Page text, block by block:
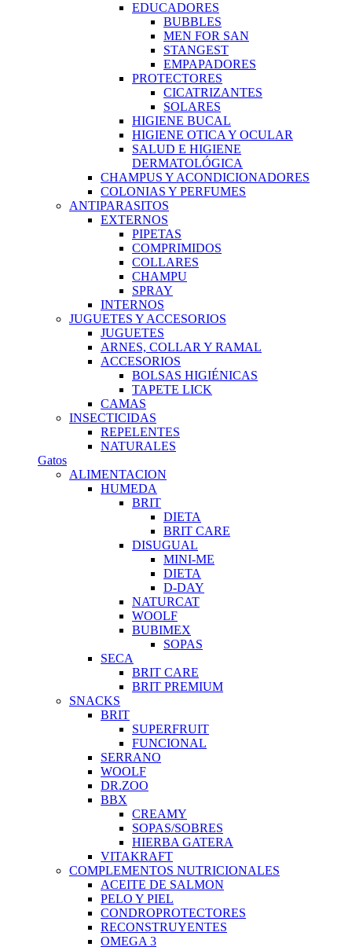
EDUCADORES
BUBBLES
MEN FOR SAN
STANGEST
EMPAPADORES
PROTECTORES
CICATRIZANTES
SOLARES
HIGIENE BUCAL
HIGIENE OTICA Y OCULAR
SALUD E HIGIENE
DERMATOLÓGICA
CHAMPUS Y ACONDICIONADORES
COLONIAS Y PERFUMES
ANTIPARASITOS
EXTERNOS
PIPETAS
COMPRIMIDOS
COLLARES
CHAMPU
SPRAY
INTERNOS
JUGUETES Y ACCESORIOS
JUGUETES
ARNES, COLLAR Y RAMAL
ACCESORIOS
BOLSAS HIGIÉNICAS
TAPETE LICK
CAMAS
INSECTICIDAS
REPELENTES
NATURALES
Gatos
ALIMENTACION
HUMEDA
BRIT
DIETA
BRIT CARE
DISUGUAL
MINI-ME
DIETA
D-DAY
NATURCAT
WOOLF
BUBIMEX
SOPAS
SECA
BRIT CARE
BRIT PREMIUM
SNACKS
BRIT
SUPERFRUIT
FUNCIONAL
SERRANO
WOOLF
DR.ZOO
BBX
CREAMY
SOPAS/SOBRES
HIERBA GATERA
VITAKRAFT
COMPLEMENTOS NUTRICIONALES
ACEITE DE SALMON
PELO Y PIEL
CONDROPROTECTORES
RECONSTRUYENTES
OMEGA 3